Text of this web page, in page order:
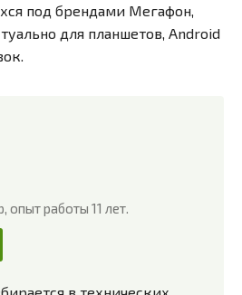
под брендами Мегафон,
для планшетов, Android
опыт работы 11 лет.